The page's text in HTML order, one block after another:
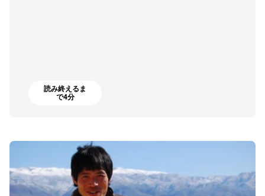
読み終えるま
で4分